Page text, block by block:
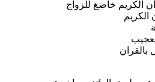
الكريم خاضغ للزواج
الكريم
بالقران